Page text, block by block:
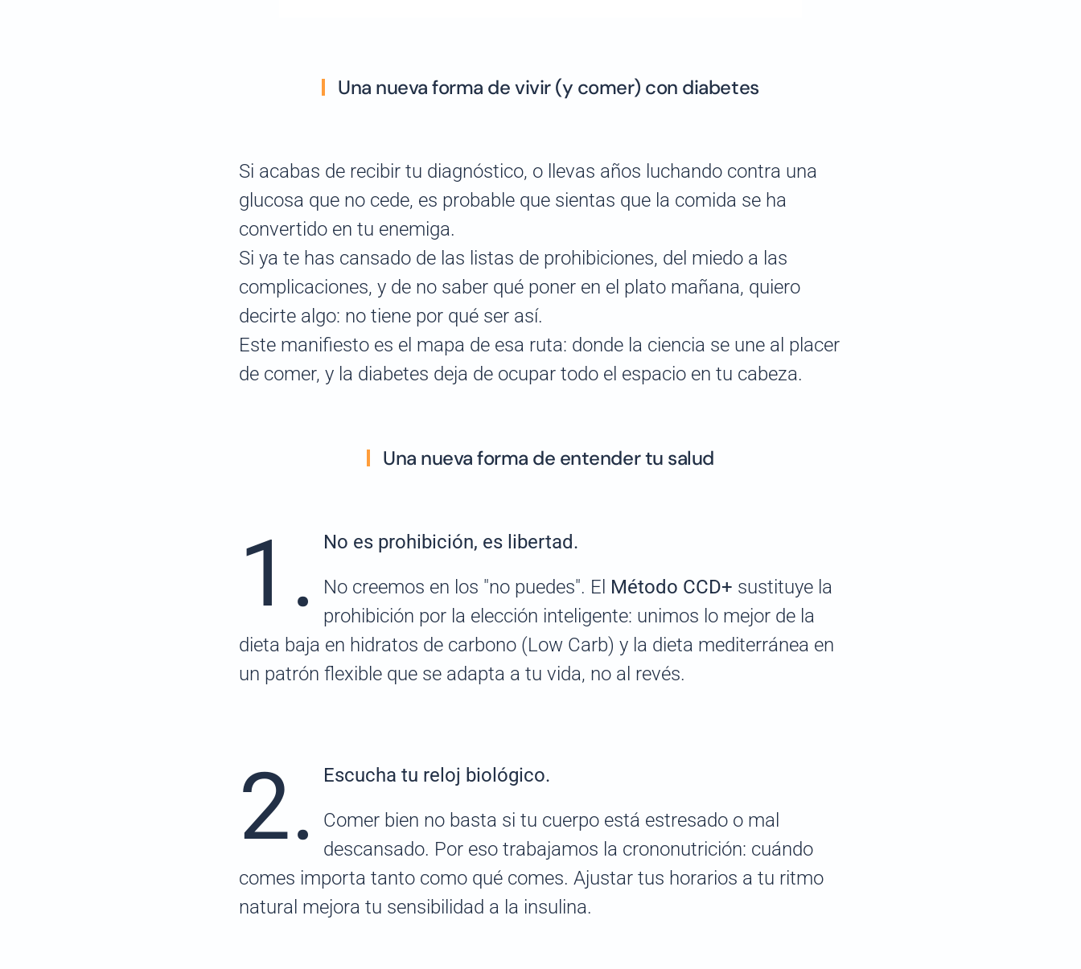
Una nueva forma de vivir (y comer) con diabetes
Si acabas de recibir tu diagnóstico, o llevas años luchando contra una
glucosa que no cede, es probable que sientas que la comida se ha
convertido en tu enemiga.
Si ya te has cansado de las listas de prohibiciones, del miedo a las
complicaciones, y de no saber qué poner en el plato mañana, quiero
decirte algo: no tiene por qué ser así.
Este manifiesto es el mapa de esa ruta: donde la ciencia se une al placer
de comer, y la diabetes deja de ocupar todo el espacio en tu cabeza.
Una nueva forma de entender tu salud
1.
No es prohibición, es libertad.
No creemos en los "no puedes". El Método CCD+ sustituye la
prohibición por la elección inteligente: unimos lo mejor de la
dieta baja en hidratos de carbono (Low Carb) y la dieta mediterránea en
un patrón flexible que se adapta a tu vida, no al revés.
2.
Escucha tu reloj biológico.
Comer bien no basta si tu cuerpo está estresado o mal
descansado. Por eso trabajamos la crononutrición: cuándo
comes importa tanto como qué comes. Ajustar tus horarios a tu ritmo
natural mejora tu sensibilidad a la insulina.